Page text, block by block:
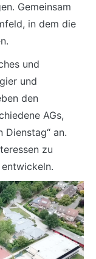
Gemeinsam
in dem die
und
und
den
AGs,
Dienstag“ an.
zu